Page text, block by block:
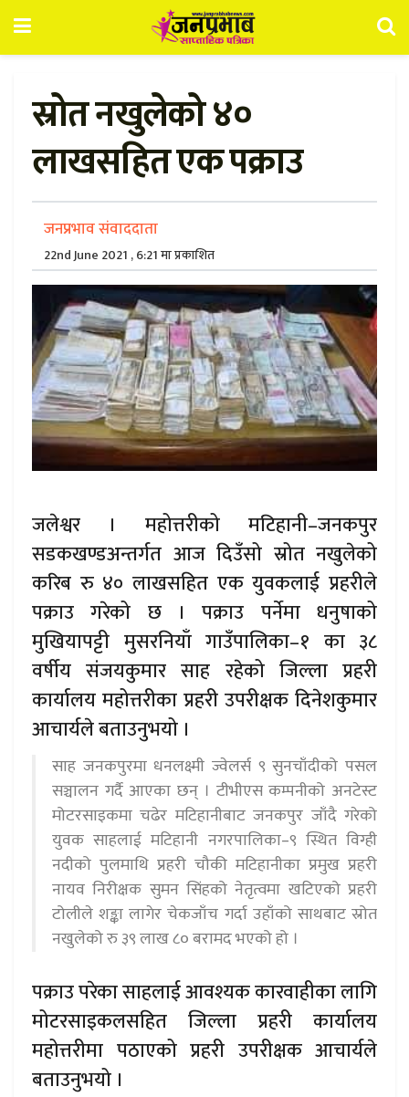
स्रोत नखुलेको ४०
लाखसहित एक पक्राउ
जनप्रभाव संवाददाता
22nd June 2021 , 6:21 मा प्रकाशित
जलेश्वर । महोत्तरीको मटिहानी–जनकपुर
सडकखण्डअन्तर्गत आज दिउँसो स्रोत नखुलेको
करिब रु ४० लाखसहित एक युवकलाई प्रहरीले
पक्राउ गरेको छ । पक्राउ पर्नेमा धनुषाको
मुखियापट्टी मुसरनियाँ गाउँपालिका–१ का ३८
वर्षीय संजयकुमार साह रहेको जिल्ला प्रहरी
कार्यालय महोत्तरीका प्रहरी उपरीक्षक दिनेशकुमार
आचार्यले बताउनुभयो ।
साह जनकपुरमा धनलक्ष्मी ज्वेलर्स ९ सुनचाँदीको पसल
सञ्चालन गर्दै आएका छन् । टीभीएस कम्पनीको अनटेस्ट
मोटरसाइकमा चढेर मटिहानीबाट जनकपुर जाँदै गरेको
युवक साहलाई मटिहानी नगरपालिका–९ स्थित विग्ही
नदीको पुलमाथि प्रहरी चौकी मटिहानीका प्रमुख प्रहरी
नायव निरीक्षक सुमन सिंहको नेतृत्वमा खटिएको प्रहरी
टोलीले शङ्का लागेर चेकजाँच गर्दा उहाँको साथबाट स्रोत
नखुलेको रु ३९ लाख ८० बरामद भएको हो ।
पक्राउ परेका साहलाई आवश्यक कारवाहीका लागि
मोटरसाइकलसहित जिल्ला प्रहरी कार्यालय
महोत्तरीमा पठाएको प्रहरी उपरीक्षक आचार्यले
बताउनुभयो ।